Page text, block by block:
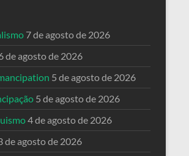
7 de agosto de 2026
de agosto de 2026
5 de agosto de 2026
5 de agosto de 2026
4 de agosto de 2026
de agosto de 2026